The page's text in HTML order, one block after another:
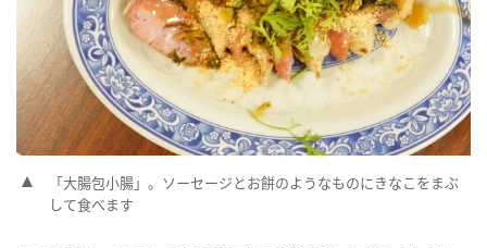
「大腸包小腸」。ソーセージとお餅のようなものにきなこをまぶ
して食べます